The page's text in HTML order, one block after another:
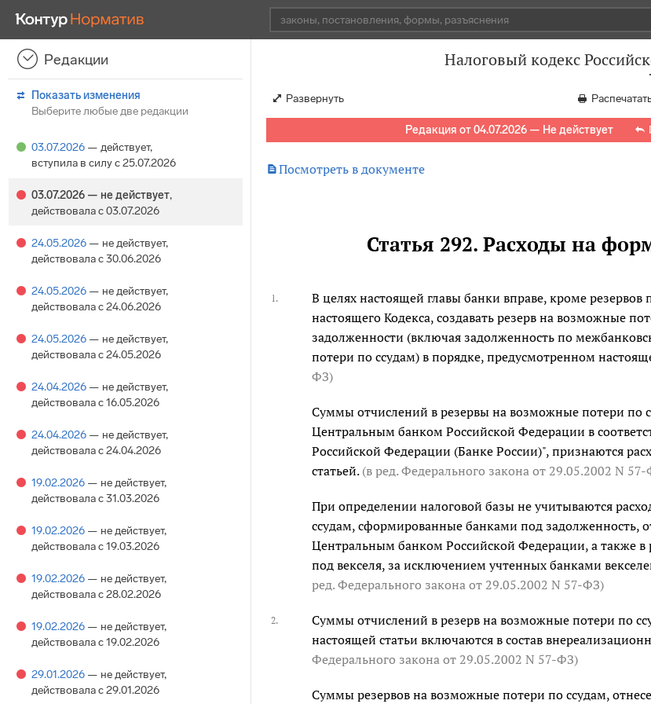
Редакции
Показать изменения
Выберите любые две редакции
03.07.2026 — действует,
вступила в силу с 25.07.2026
03.07.2026 — не действует,
действовала с 03.07.2026
24.05.2026 — не действует,
действовала с 30.06.2026
24.05.2026 — не действует,
действовала с 24.06.2026
24.05.2026 — не действует,
действовала с 24.05.2026
24.04.2026 — не действует,
действовала с 16.05.2026
24.04.2026 — не действует,
действовала с 24.04.2026
19.02.2026 — не действует,
действовала с 31.03.2026
19.02.2026 — не действует,
действовала с 19.03.2026
19.02.2026 — не действует,
действовала с 28.02.2026
19.02.2026 — не действует,
действовала с 19.02.2026
29.01.2026 — не действует,
действовала с 29.01.2026
Налоговый кодекс
Развернуть
Редакция от 04.07.2026 — Не действует
Посмотреть в документе
Статья 292. Расходы на
1. В целях настоящей главы банки вправе, кроме
настоящего Кодекса, создавать резерв на возможные
задолженности (включая задолженность по
потери по ссудам) в порядке, предусмотренном
ФЗ)
Суммы отчислений в резервы на возможные потери по
Центральным банком Российской Федерации в
Российской Федерации (Банке России)", признаются
статьей. (в ред. Федерального закона от 29.05.2002 N
При определении налоговой базы не учитываются
ссудам, сформированные банками под задолженность,
Центральным банком Российской Федерации, а также
под векселя, за исключением учтенных банками
ред. Федерального закона от 29.05.2002 N 57-ФЗ)
2.
Суммы отчислений в резерв на возможные потери по
настоящей статьи включаются в состав
Федерального закона от 29.05.2002 N 57-ФЗ)
Суммы резервов на возможные потери по ссудам,